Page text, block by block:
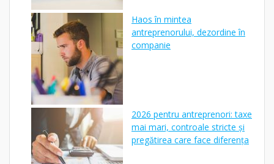
Haos în mintea
antreprenorului, dezordine în
companie
2026 pentru antreprenori: taxe
mai mari, controale stricte și
pregătirea care face diferența